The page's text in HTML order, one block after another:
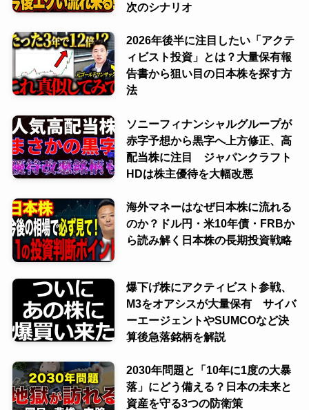
次のシナリオ
2026年後半に注目したい「アクテ
ィビスト投資」とは？大量保有報
告書から狙い目の日本株を探す方
法
ソニーフィナンシャルグループが
赤字予想から黒字へ上方修正、高
配当株に注目 ジャパンクラフト
HDは株主優待を大幅改悪
海外マネーはなぜ日本株に流れる
のか？ドル円・米10年債・FRBか
ら読み解く日本株の長期投資戦略
爆下げ株にアクティビスト参戦、
M3をオアシスが大量保有 サイバ
ーエージェントやSUMCOなど決
算後急落銘柄を解説
2030年問題と「10年に1度の大暴
落」にどう備える？日本の未来と
資産を守る3つの防衛策